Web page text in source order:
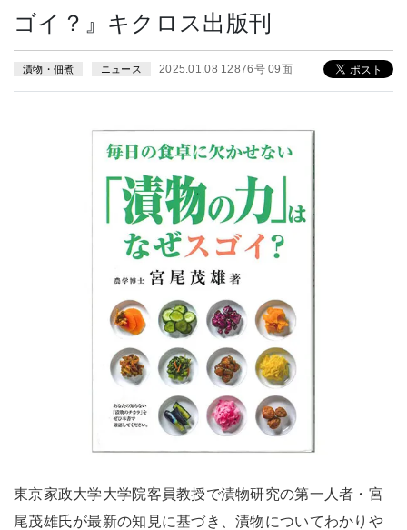
ゴイ？』キクロス出版刊
漬物・佃煮 ニュース 2025.01.08 12876号 09面
東京家政大学大学院客員教授で漬物研究の第一人者・宮
尾茂雄氏が最新の知見に基づき、漬物についてわかりや